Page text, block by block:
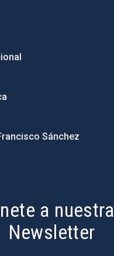
Sánchez
a nuestra
Newsletter